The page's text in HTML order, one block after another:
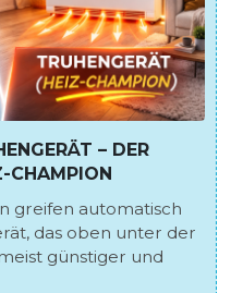
– DER
CHAMPION
greifen automatisch
das oben unter der
günstiger und